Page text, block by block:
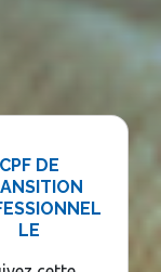
CPF DE
LE